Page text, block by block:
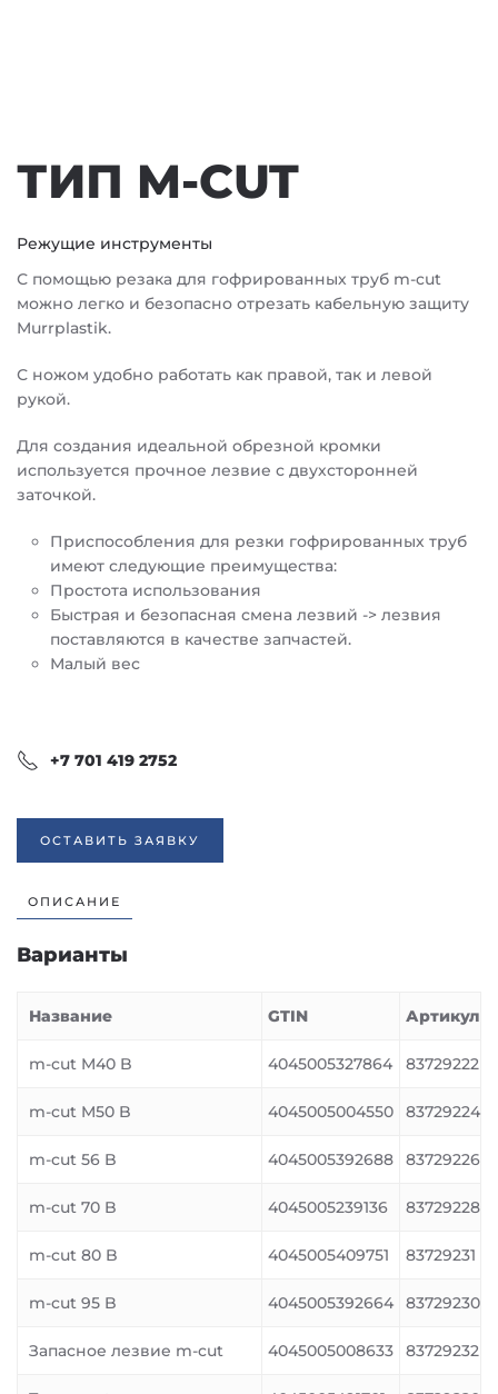
ТИП M-CUT
Режущие инструменты
С помощью резака для гофрированных труб m-cut
можно легко и безопасно отрезать кабельную защиту
Murrplastik.
С ножом удобно работать как правой, так и левой
рукой.
Для создания идеальной обрезной кромки
используется прочное лезвие с двухсторонней
заточкой.
Приспособления для резки гофрированных труб
имеют следующие преимущества:
Простота использования
Быстрая и безопасная смена лезвий -> лезвия
поставляются в качестве запчастей.
Малый вес
+7 701 419 2752
ОСТАВИТЬ ЗАЯВКУ
ОПИСАНИЕ
Варианты
Название GTIN Артикул
m-cut M40 B 4045005327864 83729222
m-cut M50 B 4045005004550 83729224
m-cut 56 B 4045005392688 83729226
m-cut 70 B 4045005239136 83729228
m-cut 80 B 4045005409751 83729231
m-cut 95 B 4045005392664 83729230
Запасное лезвие m-cut 4045005008633 83729232